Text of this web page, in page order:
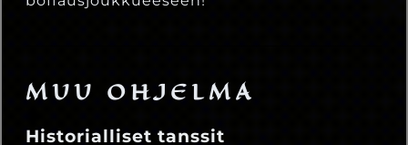
MUU OHJELMA
Historialliset tanssit